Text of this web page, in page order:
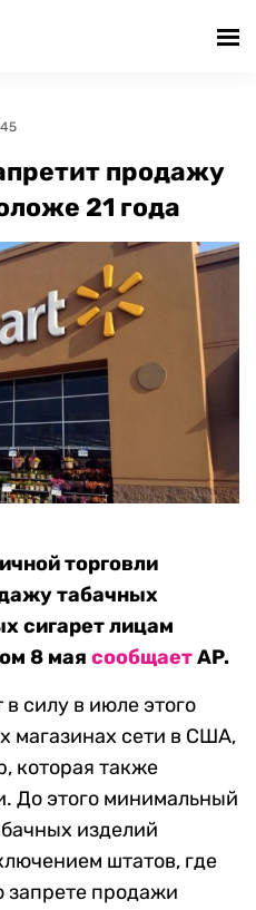
продажу
21 года
торговли
табачных
сигарет лицам
8 мая сообщаетAP.
силу в июле этого
магазинах сети в США,
которая также
До этого минимальный
изделий
штатов, где
запрете продажи